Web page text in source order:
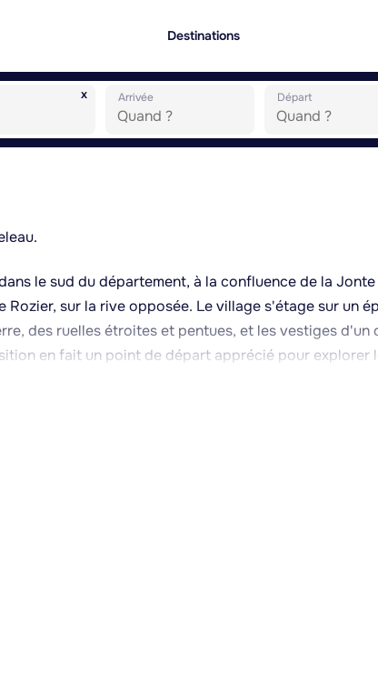
Destinations
x Arrivée Départ
le sud du département, à la confluence de la
Rozier, sur la rive opposée. Le village s'étage sur un
des ruelles étroites et pentues, et les vestiges d'un
en fait un point de départ apprécié pour explorer
depuis le belvédère des Vautours à proximité. Le
du Parc naturel régional des Grands Causses. La
du terroir aveyronnais comme l'aligot, le roquefort et